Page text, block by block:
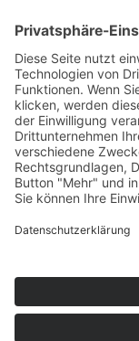
Geschäftsmodelle
›
befristet
›Wasserstoff-
konkrete Schritte
›Solaranlage
LichtBlick
Jetzt an der
Wir möchten
kostenlose
umgehend nach
unserer